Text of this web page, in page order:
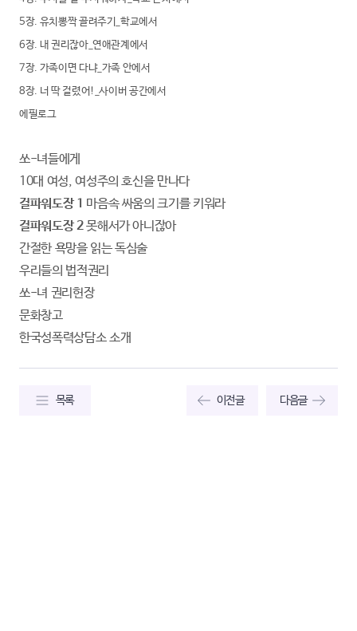
5장. 유치뽕짝 골려주기
_학교에서
6장. 내 권리잖아_연애관계에서
7장. 가족이면 다냐_가족 안에서
8장. 너 딱 걸렸어!_사이버 공간에서
에필로그
쏘-녀들에게
10대 여성, 여성주의 호신을 만나다
걸파워도장 1 마음속 싸움의 크기를 키워라
걸파워도장 2못해서가 아니잖아
간절한 욕망을 읽는 독심술
우리들의 법적권리
쏘-녀 권리헌장
문화창고
한국성폭력상담소 소개
목록 이전글 다음글